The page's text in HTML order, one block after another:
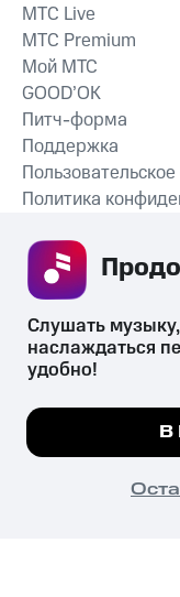
MTС Live
MTС Premium
Мой МТС
GOOD’OK
Питч-форма
Поддержка
Политика
психотропных
их незаконный
законодательством
© 2026 ООО «КИОН».
Все права защищены
Мы используем
Слушать
наслаждаться
удобно!
В